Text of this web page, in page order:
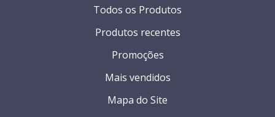
Todos os Produtos
Produtos recentes
Promoções
Mais vendidos
Mapa do Site